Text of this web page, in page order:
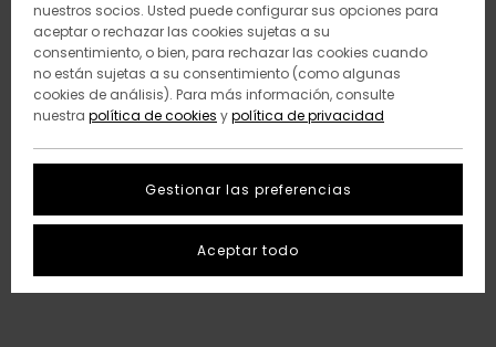
nuestros socios. Usted puede configurar sus opciones para
aceptar o rechazar las cookies sujetas a su
consentimiento, o bien, para rechazar las cookies cuando
no están sujetas a su consentimiento (como algunas
cookies de análisis). Para más información, consulte
nuestra política de cookies ypolítica de privacidad
Gestionar las preferencias
Aceptar todo